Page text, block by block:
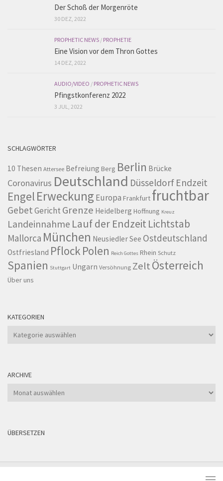
Der Schoß der Morgenröte
30 DEZ, 2022
PROPHETIC NEWS / PROPHETIE
Eine Vision vor dem Thron Gottes
14 DEZ, 2022
AUDIO/VIDEO / PROPHETIC NEWS
Pfingstkonferenz 2022
3 JUL, 2022
SCHLAGWÖRTER
10 Thesen Attersee Befreiung Berg Berlin Brücke
Coronavirus Deutschland Düsseldorf Endzeit
Engel Erweckung Europa Frankfurt fruchtbar
GebetGericht Grenze Heidelberg Hoffnung Kreuz
Landeinnahme Lauf der Endzeit Lichtstab
Mallorca München Neusiedler See Ostdeutschland
Ostfriesland Pflock Polen Reich Gottes Rhein Schutz
Spanien Stuttgart Ungarn Versöhnung ZeltÖsterreich
Über uns
KATEGORIEN
Kategorien
ARCHIVE
Archive
ÜBERSETZEN